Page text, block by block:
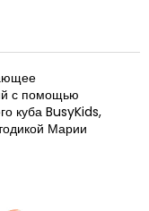
с помощью
куба BusyKids,
Марии